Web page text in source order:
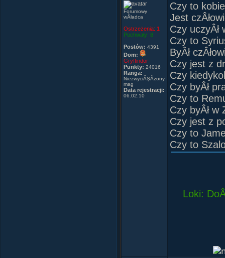
Forumowy
wÂładca
Ostrzeżenia: 1
Pochwały: 8
Postów: 4391
Dom:
Gryffindor
Punkty: 24016
Ranga:
NiezwyciĂŞÂżony
mag
Data rejestracji:
06.02.10
Czy to
Jest
Czy uczyÂł
Czy to
ByÂł
Czy jest z
Czy
Czy byÂł
Czy to
Czy byÂł w
Czy jest z
Czy to
Czy to
Loki: